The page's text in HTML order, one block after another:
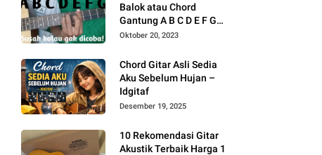
Balok atau Chord
Gantung A B C D E F G
Gambar
Oktober 20, 2023
Chord Gitar Asli Sedia
Aku Sebelum Hujan –
Idgitaf
Desember 19, 2025
10 Rekomendasi Gitar
Akustik Terbaik Harga 1